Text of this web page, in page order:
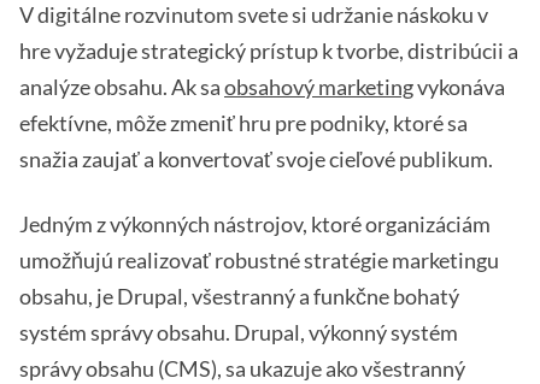
V digitálne rozvinutom svete si udržanie náskoku v
hre vyžaduje strategický prístup k tvorbe, distribúcii a
analýze obsahu. Ak saobsahový marketingvykonáva
efektívne, môže zmeniť hru pre podniky, ktoré sa
snažia zaujať a konvertovať svoje cieľové publikum.
Jedným z výkonných nástrojov, ktoré organizáciám
umožňujú realizovať robustné stratégie marketingu
obsahu, je Drupal, všestranný a funkčne bohatý
systém správy obsahu. Drupal, výkonný systém
správy obsahu (CMS), sa ukazuje ako všestranný